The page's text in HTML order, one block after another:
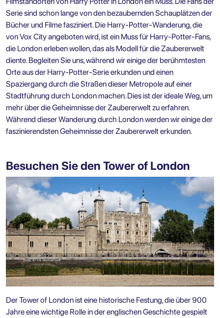
Serie sind schon lange von den bezaubernden Schauplätzen der
Bücher und Filme fasziniert. Die Harry-Potter-Wanderung, die
von Vox City angeboten wird, ist ein Muss für Harry-Potter-Fans,
die London erleben wollen, das als Modell für die Zaubererwelt
diente. Begleiten Sie uns, während wir einige der berühmtesten
Orte aus der Harry-Potter-Serie erkunden und einen
Spaziergang durch die Straßen dieser Metropole auf einer
Stadtführung durch Londonmachen. Dies ist der ideale Weg, um
mehr über die Geheimnisse der Zaubererwelt zu erfahren.
Während dieserWanderung durch Londonwerden wir einige der
faszinierendsten Geheimnisse der Zaubererwelt erkunden.
Besuchen Sie den Tower of London
Der Tower of London ist eine historische Festung, die über 900
Jahre eine wichtige Rolle in der englischen Geschichte gespielt